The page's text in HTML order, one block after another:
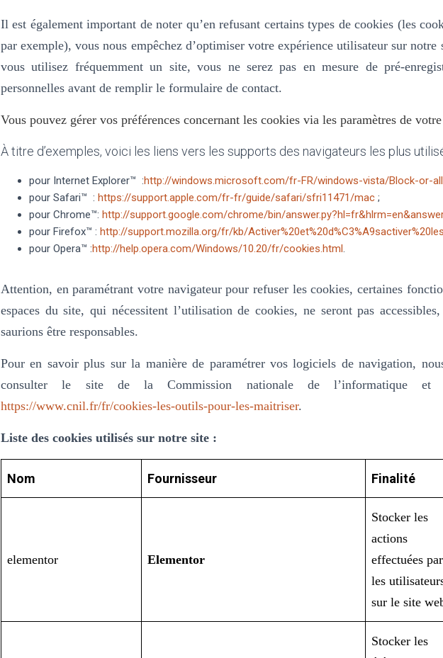
Il est également important de noter qu’en refusant certains types de cookies (les
par exemple), vous nous empêchez d’optimiser votre expérience utilisateur sur notre
vous utilisez fréquemment un site, vous ne serez pas en mesure de pré-
personnelles avant de remplir le formulaire de contact.
Vous pouvez gérer vos préférences concernant les cookies via les paramètres de
À titre d’exemples, voici les liens vers les supports des navigateurs les plus
pour Internet Explorer™ :http://windows.microsoft.com/fr-FR/windows-vista/Block-or-
pour Safari™ : https://support.apple.com/fr-fr/guide/safari/sfri11471/mac ;
pour Chrome™: http://support.google.com/chrome/bin/
pour Firefox™ : http://support.mozilla.org/fr/kb/
pour Opera™ :http://help.opera.com/Windows/10.20/fr/cookies.html.
Attention, en paramétrant votre navigateur pour refuser les cookies, certaines
espaces du site, qui nécessitent l’utilisation de cookies, ne seront pas
saurions être responsables.
Pour en savoir plus sur la manière de paramétrer vos logiciels de navigation,
consulter le site de la Commission nationale de l’informatique
https://www.cnil.fr/fr/cookies-les-outils-pour-les-maitriser.
Liste des cookies utilisés sur notre site :
Nom Fournisseur Finalité
elementor Elementor
Stocker les
actions
effectuées par
les
sur le site
Stocker les